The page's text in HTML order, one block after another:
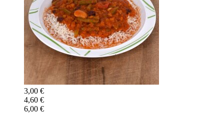
3,00 €
4,60 €
6,00 €